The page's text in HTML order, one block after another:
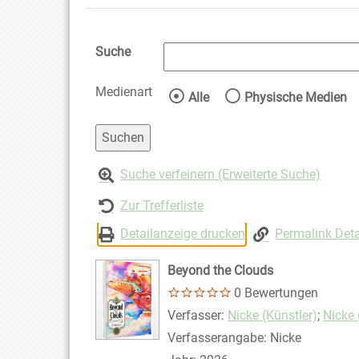
Suche
Medienart Wählen Sie die Medienart
Alle Physische Medien
Suche verfeinern (Erweiterte Suche)
Zur Trefferliste
Detailanzeige drucken
Permalink
Beyond the Clouds
0 Bewertungen
Verfasser: Suche nach diesem
Nicke (Künstler); Nicke
Verfasserangabe: Nicke